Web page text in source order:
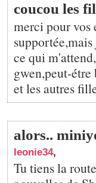
coucou les
merci pour vos
ce qui
gwen,peut-étre
et les autres
alors..
leonie34,
Tu tiens la